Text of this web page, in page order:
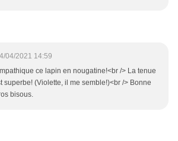
04/2021 14:59
ce lapin en nougatine!<br /> La tenue
superbe! (Violette, il me semble!)<br /> Bonne
bisous.